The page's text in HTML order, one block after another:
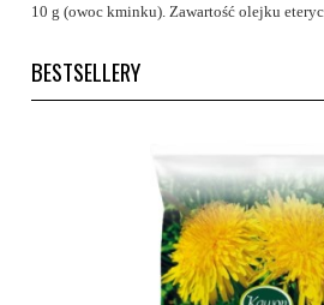
10 g (owoc kminku). Zawartość olejku
BESTSELLERY